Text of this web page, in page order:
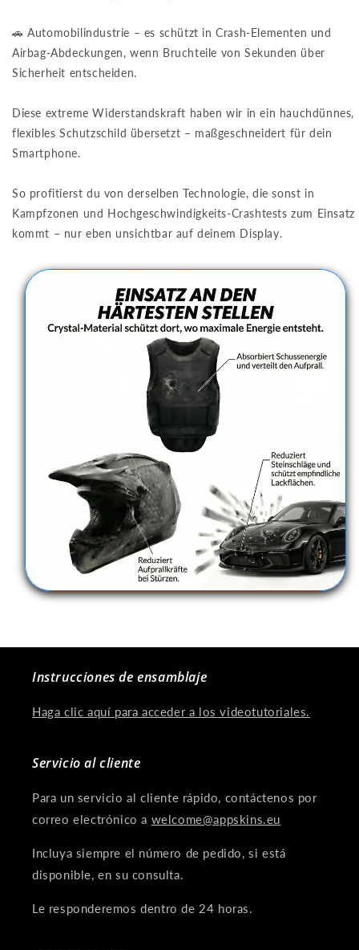
🚗 Automobilindustrie – es schützt in Crash-Elementen und
Airbag-Abdeckungen, wenn Bruchteile von Sekunden über
Sicherheit entscheiden.
Diese extreme Widerstandskraft haben wir in ein hauchdünnes,
flexibles Schutzschild übersetzt – maßgeschneidert für dein
Smartphone.
So profitierst du von derselben Technologie, die sonst in
Kampfzonen und Hochgeschwindigkeits-Crashtests zum Einsatz
kommt – nur eben unsichtbar auf deinem Display.
Instrucciones de ensamblaje
Haga clic aquí para acceder a los videotutoriales.
Servicio al cliente
Para un servicio al cliente rápido, contáctenos por
correo electrónico a welcome@appskins.eu
Incluya siempre el número de pedido, si está
disponible, en su consulta.
Le responderemos dentro de 24 horas.